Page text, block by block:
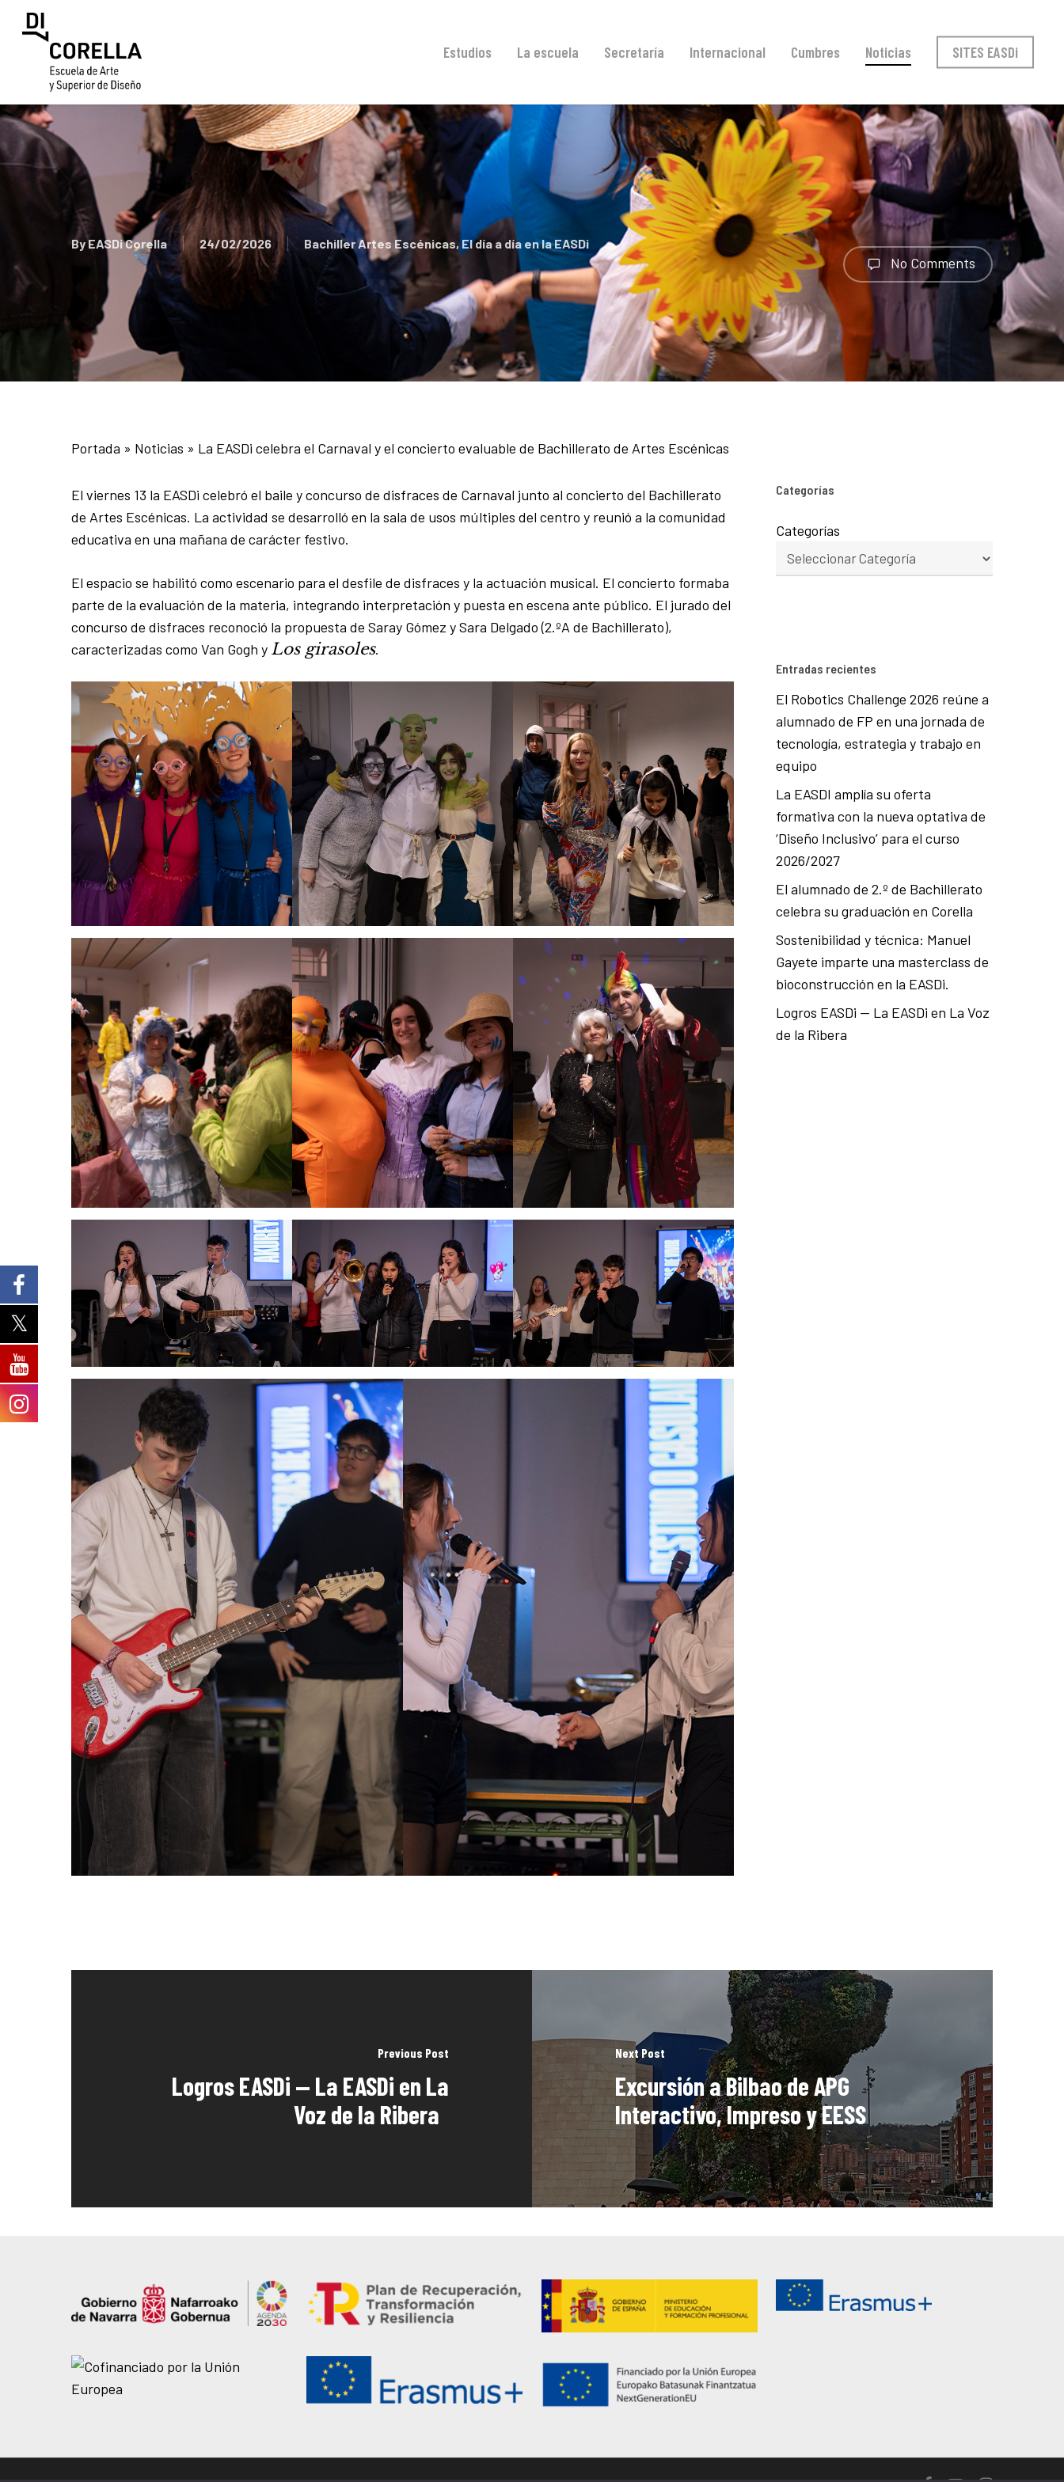
Estudios La escuela Secretaría Internacional Cumbres Noticias SITES EASDi
ByEASDi Corella 24/02/2026 Bachiller Artes Escénicas, El día a día en la EASDi
No Comments
Portada » Noticias » La EASDi celebra el Carnaval y el concierto evaluable de Bachillerato de Artes Escénicas
El viernes 13 la EASDi celebró el baile y concurso de disfraces de Carnaval junto al concierto del Bachillerato
de Artes Escénicas. La actividad se desarrolló en la sala de usos múltiples del centro y reunió a la comunidad
educativa en una mañana de carácter festivo.
El espacio se habilitó como escenario para el desfile de disfraces y la actuación musical. El concierto formaba
parte de la evaluación de la materia, integrando interpretación y puesta en escena ante público. El jurado del
concurso de disfraces reconoció la propuesta de Saray Gómez y Sara Delgado (2.ºA de Bachillerato),
caracterizadas como Van Gogh y Los girasoles.
Categorías
Categorías
Entradas recientes
El Robotics Challenge 2026 reúne a
alumnado de FP en una jornada de
tecnología, estrategia y trabajo en
equipo
La EASDI amplía su oferta
formativa con la nueva optativa de
‘Diseño Inclusivo’ para el curso
2026/2027
El alumnado de 2.º de Bachillerato
celebra su graduación en Corella
Sostenibilidad y técnica: Manuel
Gayete imparte una masterclass de
bioconstrucción en la EASDi.
Logros EASDi — La EASDi en La Voz
de la Ribera
Previous Post
Logros EASDi — La EASDi en La
Voz de la Ribera
Next Post
Excursión a Bilbao de APG
Interactivo, Impreso y EESS